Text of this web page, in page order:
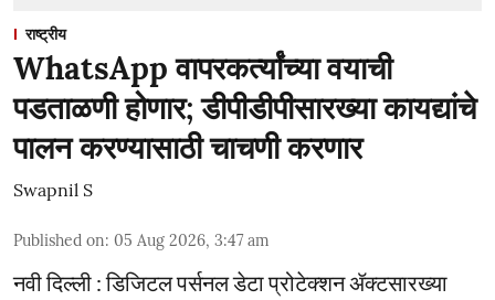
राष्ट्रीय
WhatsApp वापरकर्त्यांच्या वयाची
पडताळणी होणार; डीपीडीपीसारख्या कायद्यांचे
पालन करण्यासाठी चाचणी करणार
Swapnil S
Published on: 05 Aug 2026, 3:47 am
नवी दिल्ली : डिजिटल पर्सनल डेटा प्रोटेक्शन ॲक्टसारख्या